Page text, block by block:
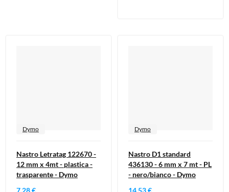
Dymo
Nastro Letratag 122670 -
12 mm x 4mt - plastica -
trasparente - Dymo
7,28 €
Dymo
Nastro D1 standard
436130 - 6 mm x 7 mt - PL
- nero/bianco - Dymo
14,53 €